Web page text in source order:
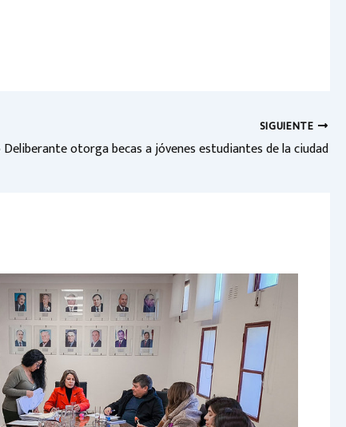
SIGUIENTE
Deliberante otorga becas a jóvenes estudiantes de la ciudad